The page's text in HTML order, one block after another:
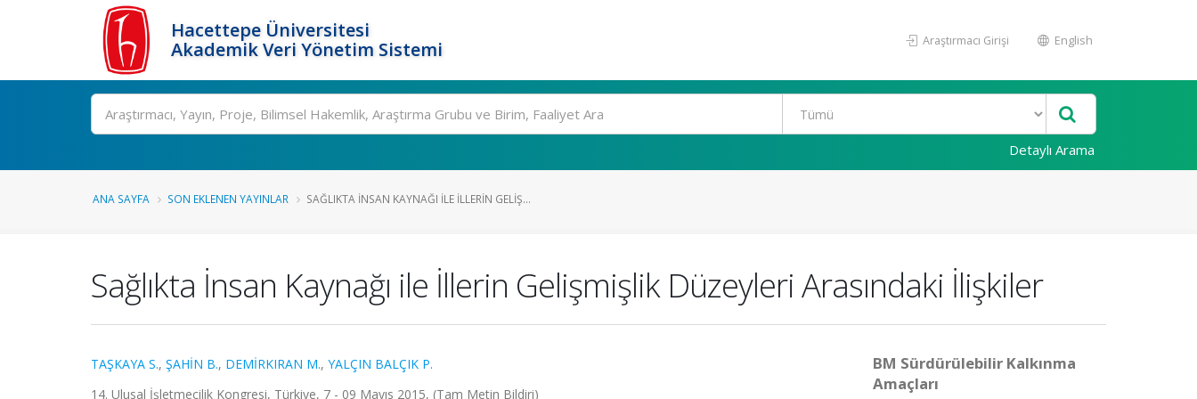
Hacettepe Üniversitesi
Akademik Veri Yönetim Sistemi
Araştırmacı Girişi English
Ara
Detaylı Arama
ANA SAYFA SON EKLENEN YAYINLAR SAĞLIKTA İNSAN KAYNAĞI ILE İLLERIN GELIŞ...
Sağlıkta İnsan Kaynağı ile İllerin Gelişmişlik Düzeyleri Arasındaki İlişkiler
TAŞKAYA S., ŞAHİN B., DEMİRKIRAN M., YALÇIN BALÇIK P.
14. Ulusal İşletmecilik Kongresi, Türkiye, 7 - 09 Mayıs 2015, (Tam Metin Bildiri)
BM Sürdürülebilir Kalkınma
Amaçları